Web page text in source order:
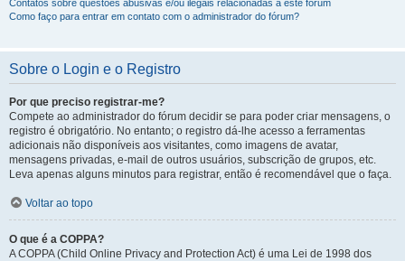
Contatos sobre questões abusivas e/ou ilegais relacionadas a este fórum
Como faço para entrar em contato com o administrador do fórum?
Sobre o Login e o Registro
Por que preciso registrar-me?
Compete ao administrador do fórum decidir se para poder criar mensagens, o
registro é obrigatório. No entanto; o registro dá-lhe acesso a ferramentas
adicionais não disponíveis aos visitantes, como imagens de avatar,
mensagens privadas, e-mail de outros usuários, subscrição de grupos, etc.
Leva apenas alguns minutos para registrar, então é recomendável que o faça.
Voltar ao topo
O que é a COPPA?
A COPPA (Child Online Privacy and Protection Act) é uma Lei de 1998 dos